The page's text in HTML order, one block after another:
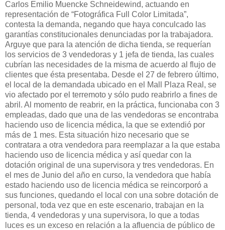
Carlos Emilio Muencke Schneidewind, actuando en
representación de “Fotográfica Full Color Limitada”,
contesta la demanda, negando que haya conculcado las
garantías constitucionales denunciadas por la trabajadora.
Arguye que para la atención de dicha tienda, se requerían
los servicios de 3 vendedoras y 1 jefa de tienda, las cuales
cubrían las necesidades de la misma de acuerdo al flujo de
clientes que ésta presentaba. Desde el 27 de febrero último,
el local de la demandada ubicado en el Mall Plaza Real, se
vio afectado por el terremoto y sólo pudo reabrirlo a fines de
abril. Al momento de reabrir, en la práctica, funcionaba con 3
empleadas, dado que una de las vendedoras se encontraba
haciendo uso de licencia médica, la que se extendió por
más de 1 mes. Esta situación hizo necesario que se
contratara a otra vendedora para reemplazar a la que estaba
haciendo uso de licencia médica y así quedar con la
dotación original de una supervisora y tres vendedoras. En
el mes de Junio del año en curso, la vendedora que había
estado haciendo uso de licencia médica se reincorporó a
sus funciones, quedando el local con una sobre dotación de
personal, toda vez que en este escenario, trabajan en la
tienda, 4 vendedoras y una supervisora, lo que a todas
luces es un exceso en relación a la afluencia de público de